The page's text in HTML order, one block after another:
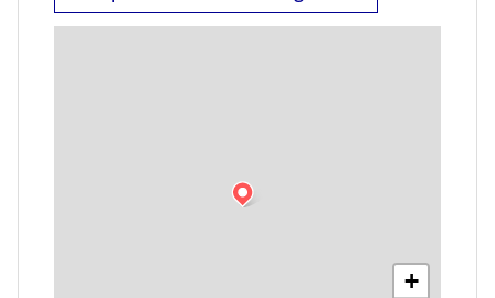
+